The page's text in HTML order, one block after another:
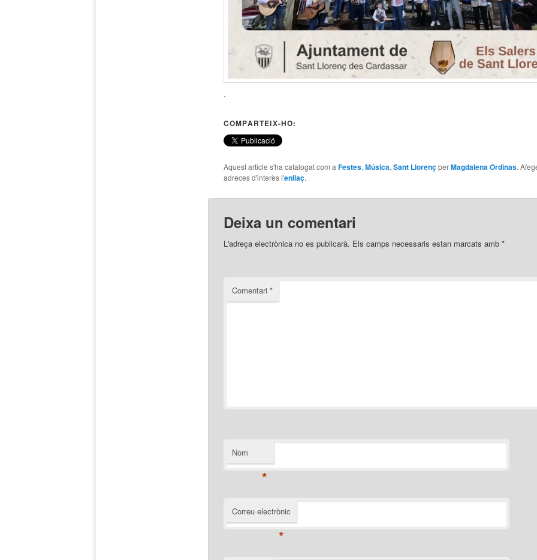
.
COMPARTEIX-HO:
Aquest article s'ha catalogat com a Festes, Música, Sant LlorençperMagdalena Ordinas.
adreces d'interès l'enllaç.
Deixa un comentari
L'adreça electrònica no es publicarà. Els camps necessaris estan marcats amb *
Comentari *
Nom
*
Correu electrònic
*